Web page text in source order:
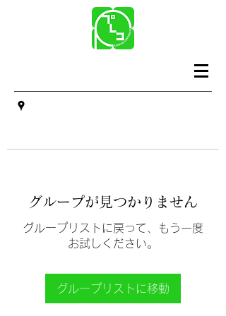
グループが見つかりません
グループリストに戻って、もう一度
お試しください。
グループリストに移動